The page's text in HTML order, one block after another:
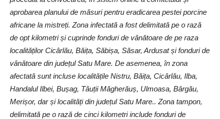
aprobarea planului de măsuri pentru eradicarea pestei porcine
africane la mistreți. Zona infectată a fost delimitată pe o rază
de opt kilometri și cuprinde fonduri de vânătoare de pe raza
localităților Cicârlău, Băița, Săbișa, Săsar, Ardusat și fonduri de
vânătoare din județul Satu Mare. De asemenea, în zona
afectată sunt incluse localitățile Nistru, Băița, Cicârlău, Ilba,
Handalul Ilbei, Bușag, Tăuții Măgherăuș, Ulmoasa, Bârgău,
Merișor, dar și localități din județul Satu Mare.. Zona tampon,
delimitată pe o rază de cinci kilometri include fonduri de